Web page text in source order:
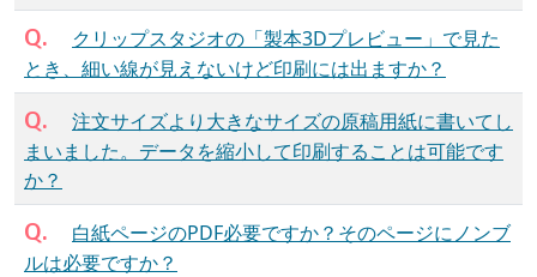
Q.
クリップスタジオの「製本3Dプレビュー」で見た
とき、細い線が見えないけど印刷には出ますか？
Q.
注文サイズより大きなサイズの原稿用紙に書いてし
まいました。データを縮小して印刷することは可能です
か？
Q.
白紙ページのPDF必要ですか？そのページにノンブ
ルは必要ですか？